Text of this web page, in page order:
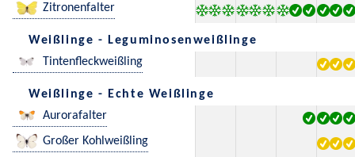
Zitronenfalter
Weißlinge - Leguminosenweißlinge
Tintenfleckweißling
Weißlinge - Echte Weißlinge
Aurorafalter
Großer Kohlweißling